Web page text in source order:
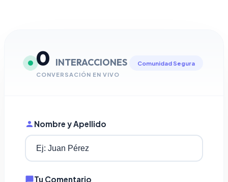
0 INTERACCIONES
CONVERSACIÓN EN VIVO
Comunidad Segura
Nombre y Apellido
Tu Comentario